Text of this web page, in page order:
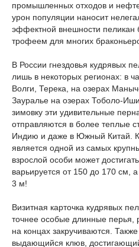
промышленных отходов и
урон популяции наносит
эффектной внешности пеликан
трофеем для многих
В России гнездовья кудрявых
лишь в некоторых регионах: в
Волги, Терека, на озерах
Зауралье на озерах Тоболо-
зимовку эти удивительные
отправляются в более теплые
Индию и даже в Южный Китай.
является одной из самых
взрослой особи может
варьируется от 150 до 170 см,
3 м!
Визитная карточка кудрявых
точнее особые длинные перья,
на концах закручиваются.
выдающийся клюв,